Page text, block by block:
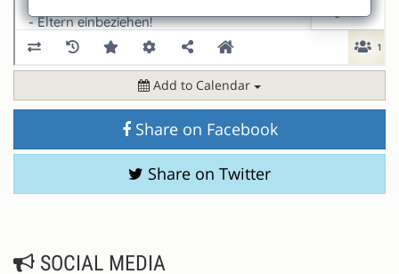
Add to Calendar
Share on Facebook
Share on Twitter
SOCIAL MEDIA